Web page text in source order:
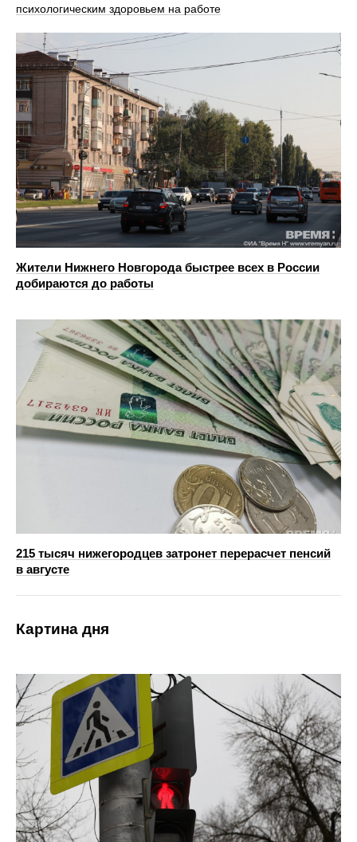
психологическим здоровьем на работе
Жители Нижнего Новгорода быстрее всех в России
добираются до работы
215 тысяч нижегородцев затронет перерасчет пенсий
в августе
Картина дня